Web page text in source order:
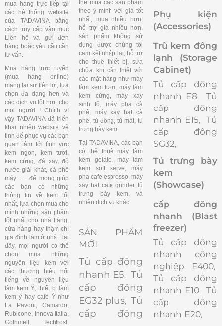
mua hàng trực tiếp tại
các hệ thống website
của TADAVINA bằng
cách truy cấp vào mục
Liên hệ và gửi đơn
hàng hoặc yêu cầu cần
tư vấn.
Mua hàng trực tuyến
(mua hàng online)
mang lại sự tiện lợi, lựa
chọn đa dạng hơn và
các dịch vụ tốt hơn cho
mọi người ! Chính vì
vậy TADAVINA đã triển
khai nhiều website vệ
tinh để phục vụ các bạn
quan tâm tới lĩnh vực
kem ngon, kem tươi,
kem cứng, đá xay, đồ
nước giải khát, cà phê
máy …. để mong giúp
các bạn có những
thông tin về kem tốt
nhất, lựa chọn mua cho
mình những sản phẩm
tốt nhất cho nhà hàng,
cửa hàng hay thậm chí
gia đình làm ở nhà. Tại
đây, mọi người có thể
chọn mua những
nguyên liệu kem với
các thương hiệu nổi
tiếng về nguyên liệu
làm kem Ý, thiết bị làm
kem ý hay cafe Ý như
La Pavoni, Camardo,
Rubicone, Innova Italia,
Cofrimell, Techfrost,
thể mua các sản phẩm
theo ý mình với giá tốt
nhất, mua nhiều hơn,
hỗ trợ giá nhiều hơn,
sản phẩm không sử
dụng được chúng tôi
cam kết nhập lại, hỗ trợ
cho thuê thiết bị, sửa
chữa khi cần thiết với
các mặt hàng như máy
làm kem tươi, máy làm
kem cứng, máy xay
sinh tố, máy pha cà
phê, máy xay hạt cà
phê, tủ đông, tủ mát, tủ
trưng bày kem.
Tại TADAVINA, các bạn
có thể thuê máy làm
kem gelato, máy làm
kem soft serve, máy
pha cafe espresso, máy
xay hạt cafe grinder, tủ
trưng bày kem, và
nhiều dịch vụ khác.
SẢN PHẨM
MỚI
Tủ cấp đông
nhanh E5, Tủ
cấp đông
EG32 plus, Tủ
cấp đông
Phụ kiện
(Accessories)
Trữ kem đông
lạnh (Storage
Cabinet)
Tủ cấp đông
nhanh E8, Tủ
cấp đông
nhanh E15, Tủ
cấp đông
SG32,
Tủ trưng bày
kem
(Showcase)
cấp đông
nhanh (Blast
freezer)
Tủ cấp đông
nhanh công
nghiệp E400,
Tủ cấp đông
nhanh E10, Tủ
cấp đông
nhanh E20,